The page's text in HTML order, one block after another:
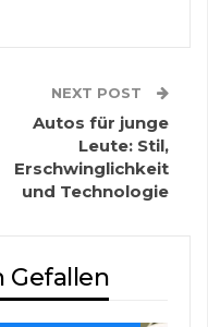
NEXT POST
Autos für junge
Leute: Stil,
Erschwinglichkeit
und Technologie
Gefallen